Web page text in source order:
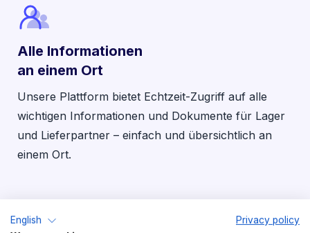
Alle Informationen
an einem Ort
Unsere Plattform bietet Echtzeit-Zugriff auf alle
wichtigen Informationen und Dokumente für Lager
und Lieferpartner – einfach und übersichtlich an
einem Ort.
English
Privacy policy